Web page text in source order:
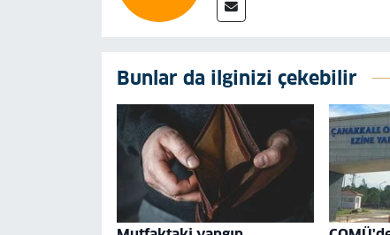
Bunlar da ilginizi çekebilir